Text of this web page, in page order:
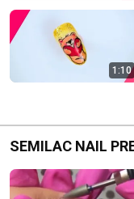
1:10
SEMILAC NAIL